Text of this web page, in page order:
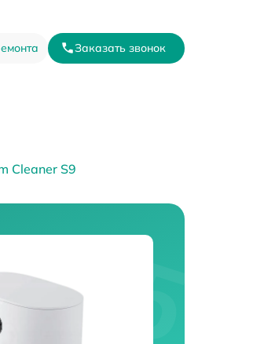
Заказать звонок
Cleaner S9